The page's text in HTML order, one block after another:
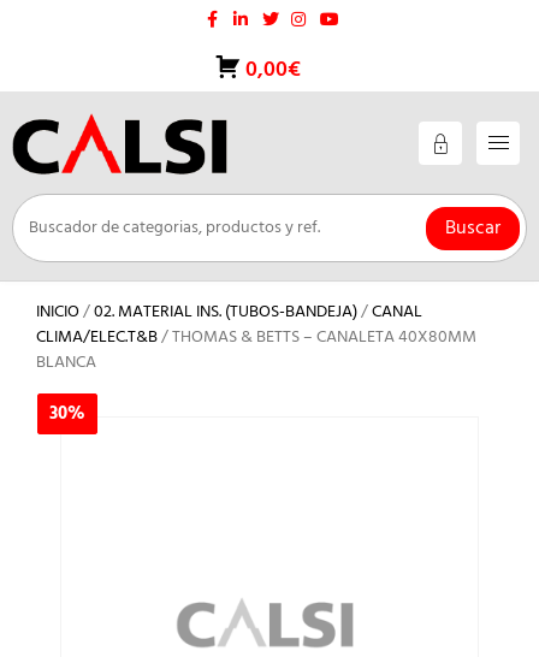
0,00€
Buscar
INICIO/02. MATERIAL INS. (TUBOS-BANDEJA)/CANAL
CLIMA/ELEC.T&B/ THOMAS & BETTS – CANALETA 40X80MM
BLANCA
30%
30%